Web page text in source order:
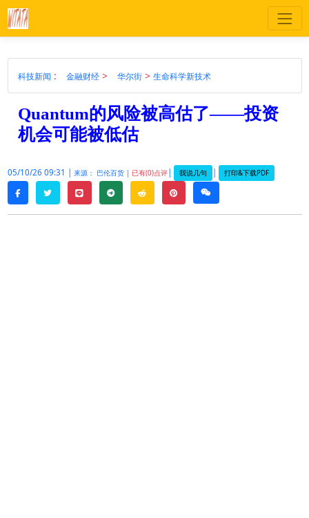
科技新闻 : 金融财经> 华尔街 > 生命科学新技术
Quantum的风险被高估了——投资
机会可能被低估
05/10/26 09:31 | 来源： 巴伦百货 | 已有(0)点评| 我说几句 | 打印&下载PDF
facebooktwitterline telegramreddit pinterestweixin